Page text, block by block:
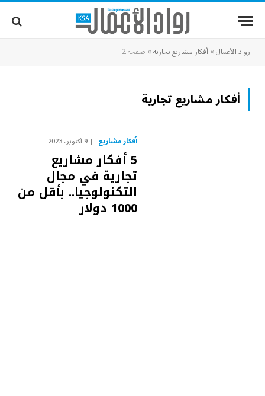
رواد الأعمال» أفكار مشاريع تجارية» صفحة 2
أفكار مشاريع تجارية
أفكار مشاريع 9 أكتوبر، 2023
5 أفكار مشاريع
تجارية في مجال
التكنولوجيا.. بأقل من
1000 دولار